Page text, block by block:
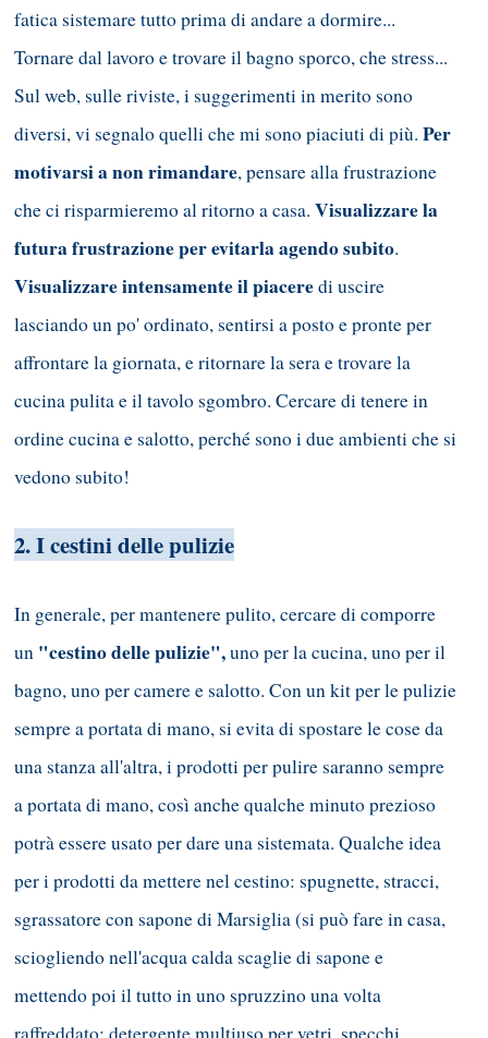
fatica sistemare tutto prima di andare a dormire...
Tornare dal lavoro e trovare il bagno sporco, che stress...
Sul web, sulle riviste, i suggerimenti in merito sono
diversi, vi segnalo quelli che mi sono piaciuti di più. Per
motivarsi a non rimandare, pensare alla frustrazione
che ci risparmieremo al ritorno a casa. Visualizzare la
futura frustrazione per evitarla agendo subito.
Visualizzare intensamente il piaceredi uscire
lasciando un po' ordinato, sentirsi a posto e pronte per
affrontare la giornata, e ritornare la sera e trovare la
cucina pulita e il tavolo sgombro. Cercare di tenere in
ordine cucina e salotto, perché sono i due ambienti che si
vedono subito!
2. I cestini delle pulizie
In generale, per mantenere pulito, cercare di comporre
un "cestino delle pulizie",uno per la cucina, uno per il
bagno, uno per camere e salotto. Con un kit per le pulizie
sempre a portata di mano, si evita di spostare le cose da
una stanza all'altra, i prodotti per pulire saranno sempre
a portata di mano, così anche qualche minuto prezioso
potrà essere usato per dare una sistemata. Qualche idea
per i prodotti da mettere nel cestino: spugnette, stracci,
sgrassatore con sapone di Marsiglia (si può fare in casa,
sciogliendo nell'acqua calda scaglie di sapone e
mettendo poi il tutto in uno spruzzino una volta